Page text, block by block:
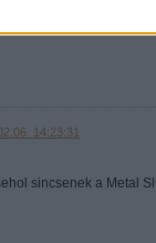
14:23:31
sincsenek a Metal